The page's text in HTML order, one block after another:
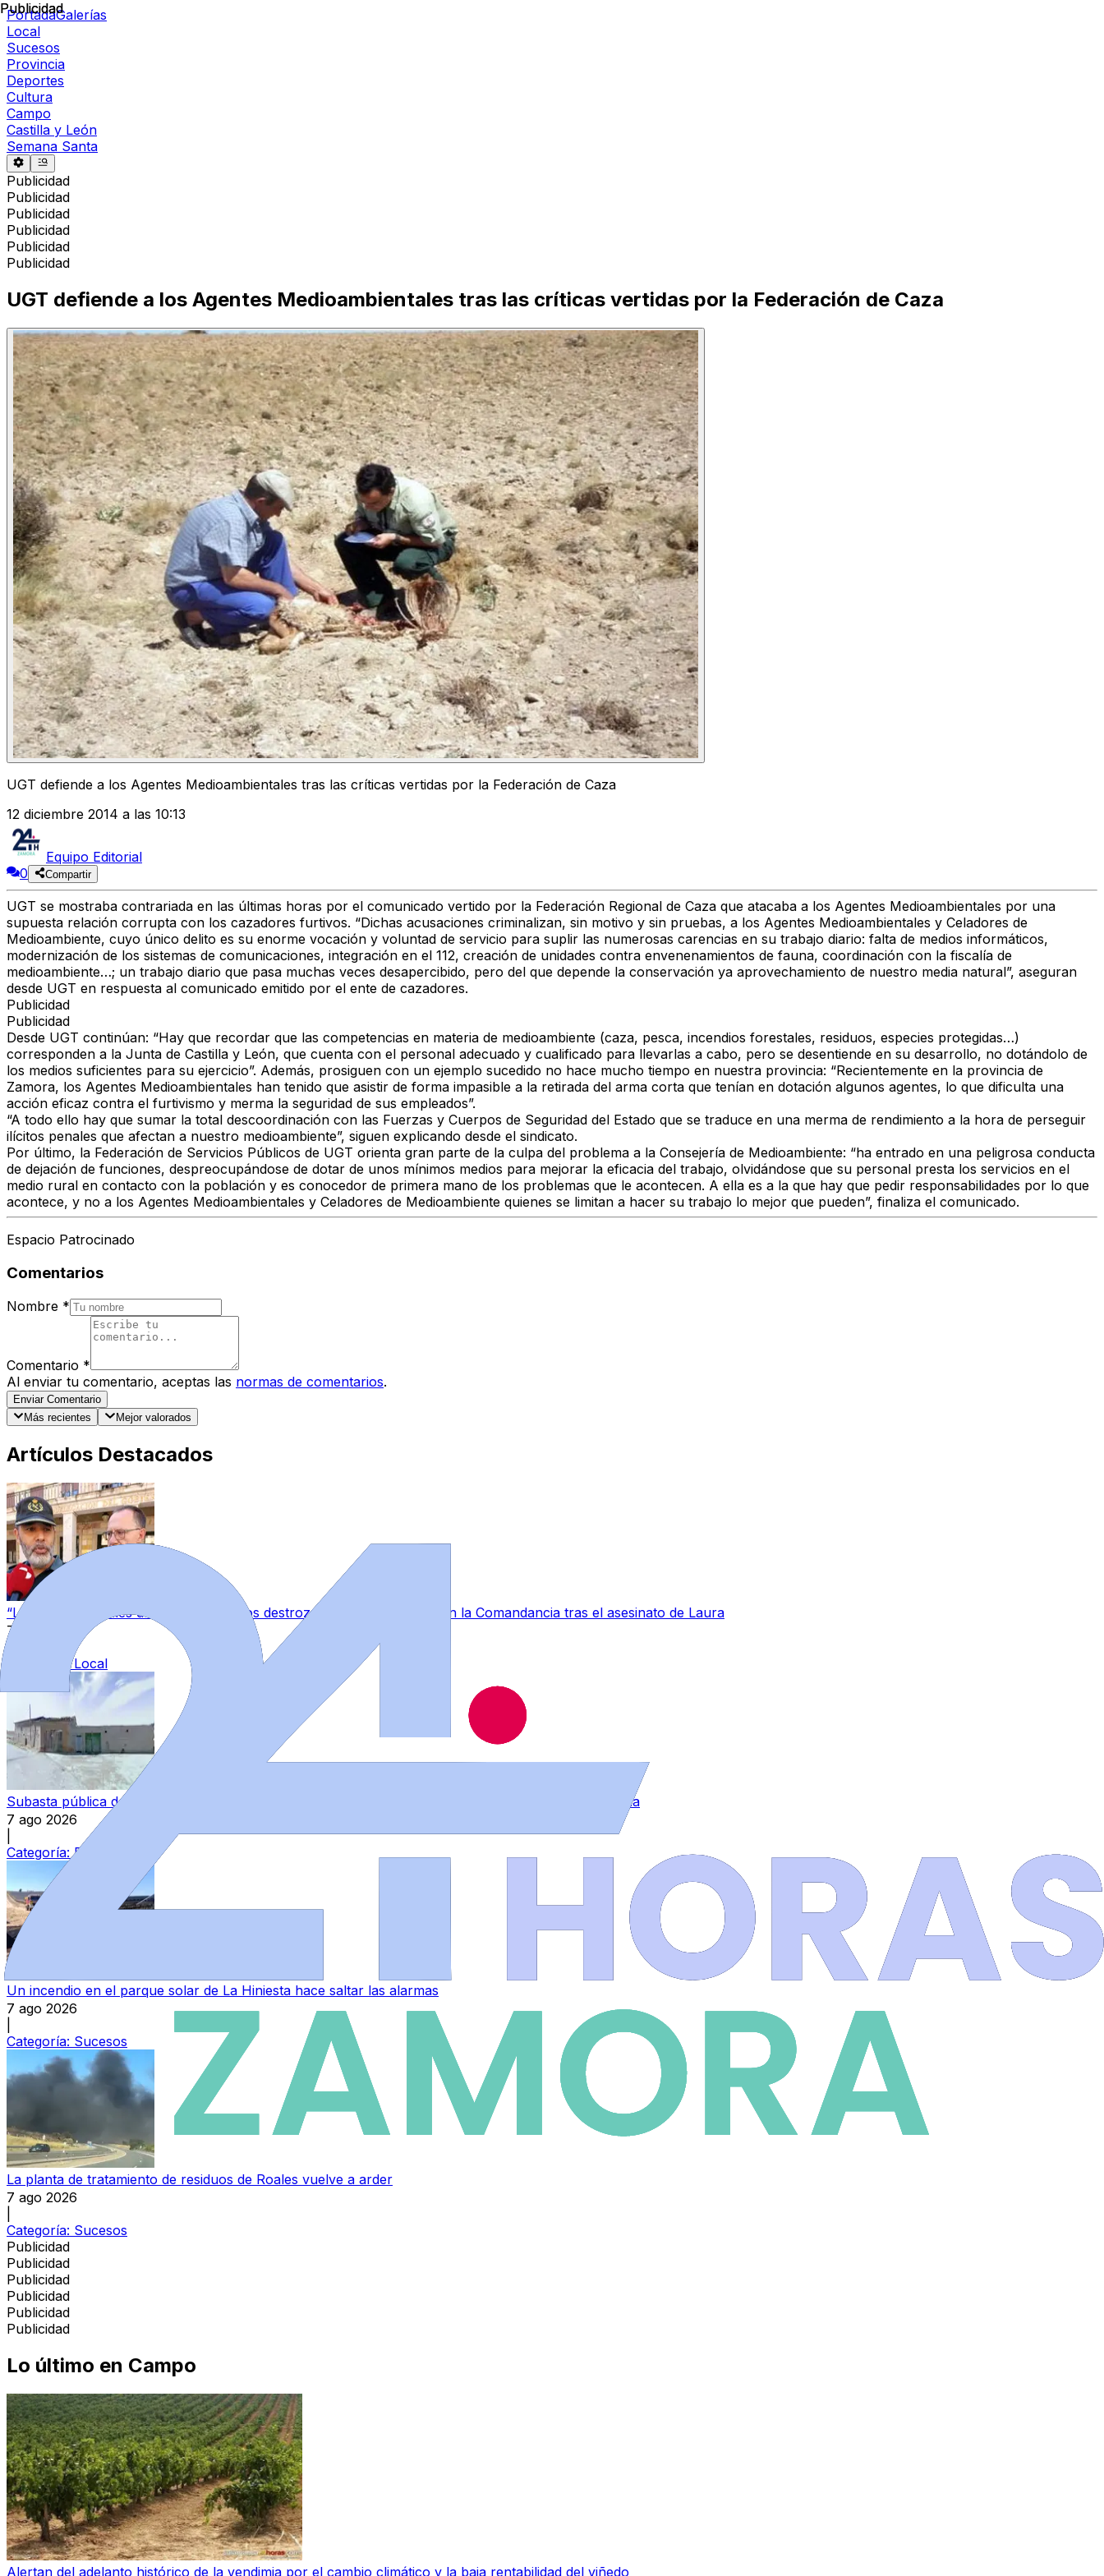
PortadaGalerías
Local
Sucesos
Provincia
Deportes
Cultura
Campo
Castilla y León
Semana Santa
Publicidad
Publicidad
Publicidad
Publicidad
Publicidad
Publicidad
Publicidad
UGT defiende a los Agentes Medioambientales tras las críticas vertidas por la Federación de Caza
UGT defiende a los Agentes Medioambientales tras las críticas vertidas por la Federación de Caza
12 diciembre 2014 a las 10:13
Equipo Editorial
0
Compartir
UGT se mostraba contrariada en las últimas horas por el comunicado vertido por la Federación Regional de Caza que atacaba a los Agentes Medioambientales por una
supuesta relación corrupta con los cazadores furtivos. “Dichas acusaciones criminalizan, sin motivo y sin pruebas, a los Agentes Medioambientales y Celadores de
Medioambiente, cuyo único delito es su enorme vocación y voluntad de servicio para suplir las numerosas carencias en su trabajo diario: falta de medios informáticos,
modernización de los sistemas de comunicaciones, integración en el 112, creación de unidades contra envenenamientos de fauna, coordinación con la fiscalía de
medioambiente…; un trabajo diario que pasa muchas veces desapercibido, pero del que depende la conservación ya aprovechamiento de nuestro media natural”, aseguran
desde UGT en respuesta al comunicado emitido por el ente de cazadores.
Publicidad
Publicidad
Desde UGT continúan: “Hay que recordar que las competencias en materia de medioambiente (caza, pesca, incendios forestales, residuos, especies protegidas…)
corresponden a la Junta de Castilla y León, que cuenta con el personal adecuado y cualificado para llevarlas a cabo, pero se desentiende en su desarrollo, no dotándolo de
los medios suficientes para su ejercicio”. Además, prosiguen con un ejemplo sucedido no hace mucho tiempo en nuestra provincia: “Recientemente en la provincia de
Zamora, los Agentes Medioambientales han tenido que asistir de forma impasible a la retirada del arma corta que tenían en dotación algunos agentes, lo que dificulta una
acción eficaz contra el furtivismo y merma la seguridad de sus empleados”.
“A todo ello hay que sumar la total descoordinación con las Fuerzas y Cuerpos de Seguridad del Estado que se traduce en una merma de rendimiento a la hora de perseguir
ilícitos penales que afectan a nuestro medioambiente”, siguen explicando desde el sindicato.
Por último, la Federación de Servicios Públicos de UGT orienta gran parte de la culpa del problema a la Consejería de Medioambiente: “ha entrado en una peligrosa conducta
de dejación de funciones, despreocupándose de dotar de unos mínimos medios para mejorar la eficacia del trabajo, olvidándose que su personal presta los servicios en el
medio rural en contacto con la población y es conocedor de primera mano de los problemas que le acontecen. A ella es a la que hay que pedir responsabilidades por lo que
acontece, y no a los Agentes Medioambientales y Celadores de Medioambiente quienes se limitan a hacer su trabajo lo mejor que pueden”, finaliza el comunicado.
Espacio Patrocinado
Comentarios
Nombre *
Comentario *
Al enviar tu comentario, aceptas las normas de comentarios.
Enviar Comentario
Más recientes
Mejor valorados
Artículos Destacados
“Los guardias civiles de Zamora estamos destrozados”: la conmoción en la Comandancia tras el asesinato de Laura
7 ago 2026
Categoría:Local
Subasta pública de bienes del Estado en Zamora: varios inmuebles en distintos puntos de la provincia
7 ago 2026
Categoría:Provincia
Un incendio en el parque solar de La Hiniesta hace saltar las alarmas
7 ago 2026
Categoría: Sucesos
La planta de tratamiento de residuos de Roales vuelve a arder
7 ago 2026
Categoría: Sucesos
Publicidad
Publicidad
Publicidad
Publicidad
Publicidad
Publicidad
Lo último en Campo
Alertan del adelanto histórico de la vendimia por el cambio climático y la baja rentabilidad del viñedo
Publicidad